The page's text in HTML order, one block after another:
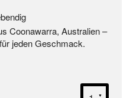
Coonawarra, Australien –
jeden Geschmack.